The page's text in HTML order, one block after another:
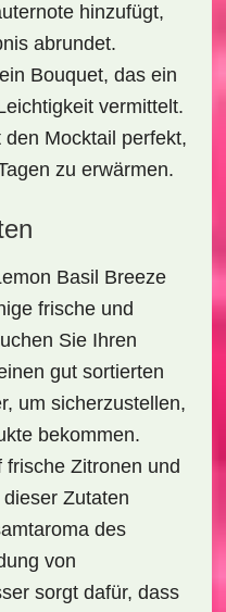
hinzufügt,
abrundet.
Bouquet, das ein
vermittelt.
Mocktail perfekt,
zu erwärmen.
Basil Breeze
frische und
Sie Ihren
gut sortierten
um sicherzustellen,
bekommen.
frische Zitronen und
Zutaten
des
von
sorgt dafür, dass